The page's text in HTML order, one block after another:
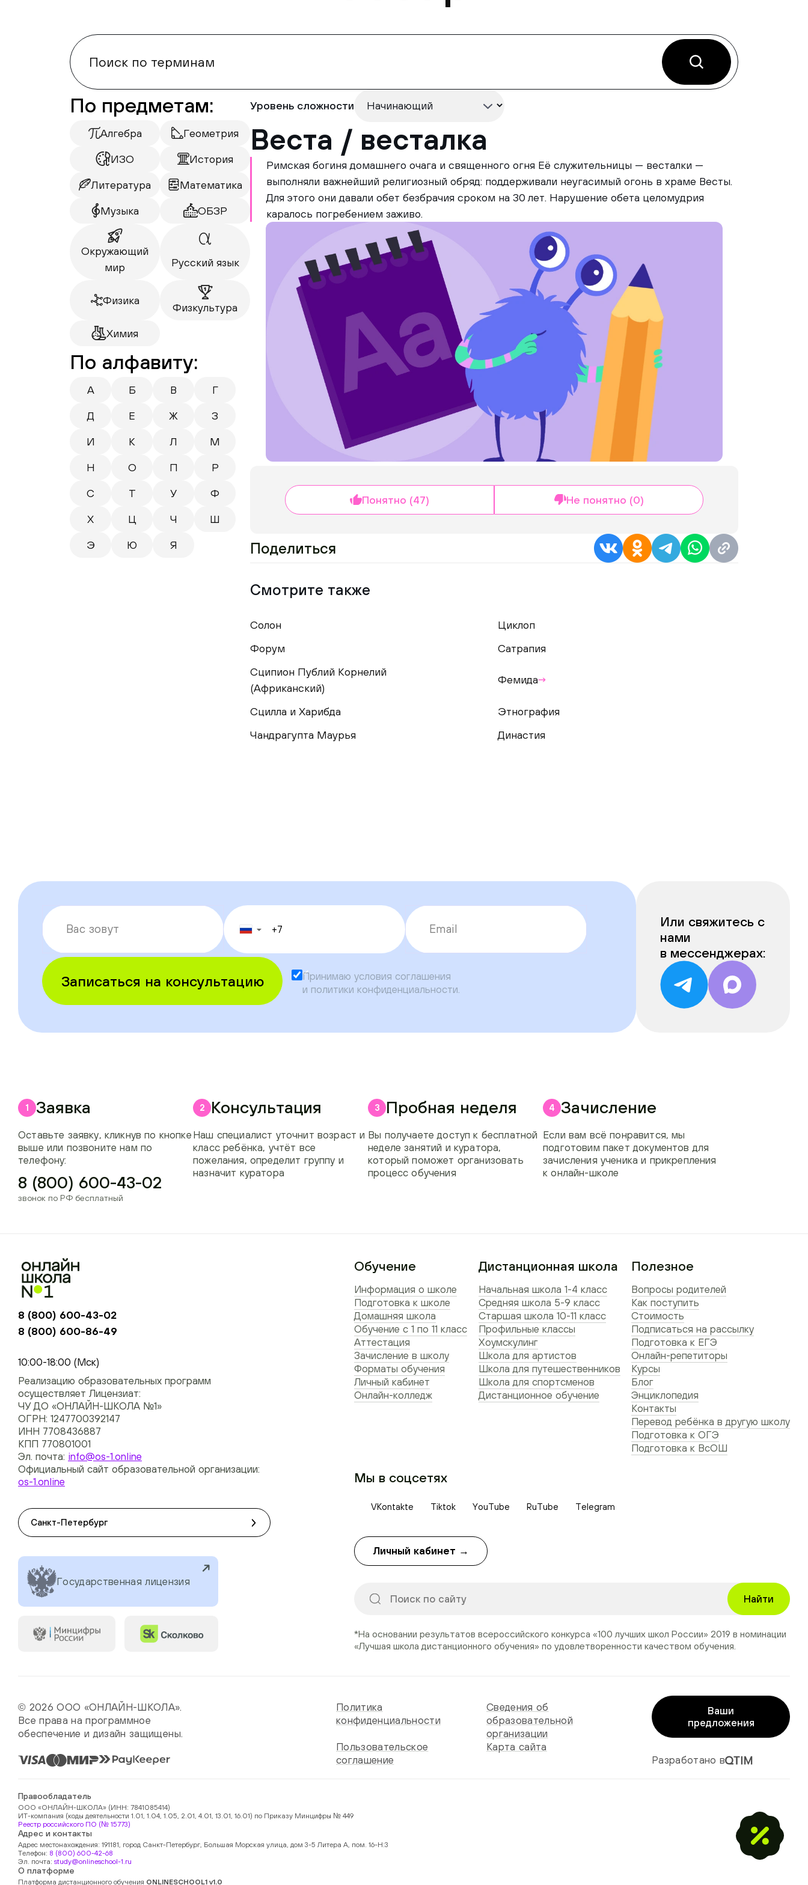
По предметам:
Алгебра Геометрия
ИЗО История
Литература Математика
Музыка ОБЗР
Окружающий
мир
Русский язык
Физика
Физкультура
Химия
По алфавиту:
А Б В Г
Д Е Ж З
И К Л М
Н О П Р
С Т У Ф
Х Ц Ч Ш
Э Ю Я
Уровень сложности
Веста / весталка
Римская богиня домашнего очага и священного огня Её служительницы — весталки —
выполняли важнейший религиозный обряд: поддерживали неугасимый огонь в храме Весты.
Для этого они давали обет безбрачия сроком на 30 лет. Нарушение обета целомудрия
каралось погребением заживо.
Понятно (47) Не понятно (0)
Поделиться
Смотрите также
Солон
Циклоп
Форум
Сатрапия
Сципион Публий Корнелий
(Африканский)
Фемида
Сцилла и Харибда
Этнография
Чандрагупта Маурья
Династия
▼
Записаться на консультацию Принимаю условия соглашения
и политики конфиденциальности
Или свяжитесь с
нами
в мессенджерах:
1 Заявка
Оставьте заявку, кликнув по кнопке
выше или позвоните нам по
телефону:
8 (800) 600-43-02
звонок по РФ бесплатный
2 Консультация
Наш специалист уточнит возраст и
класс ребёнка, учтёт все
пожелания, определит группу и
назначит куратора
3 Пробная неделя
Вы получаете доступ к бесплатной
неделе занятий и куратора,
который поможет организовать
процесс обучения
4 Зачисление
Если вам всё понравится, мы
подготовим пакет документов для
зачисления ученика и прикрепления
к онлайн-школе
8 (800) 600-43-02
8 (800) 600-86-49
10:00-18:00 (Мск)
Реализацию образовательных программ
осуществляет Лицензиат:
ЧУ ДО «ОНЛАЙН-ШКОЛА №1»
ОГРН: 1247700392147
ИНН 7708436887
КПП 770801001
Эл. почта: info@os-1.online
Официальный сайт образовательной организации:
os-1.online
Санкт-Петербург
Государственная лицензия
Обучение
Информация о школе
Подготовка к школе
Домашняя школа
Обучение с 1 по 11 класс
Аттестация
Зачисление в школу
Форматы обучения
Личный кабинет
Онлайн-колледж
Полезное
Вопросы родителей
Как поступить
Стоимость
Подписаться на рассылку
Подготовка к ЕГЭ
Онлайн-репетиторы
Курсы
Блог
Энциклопедия
Контакты
Перевод ребёнка в другую школу
Подготовка к ОГЭ
Подготовка к ВсОШ
Дистанционная школа
Начальная школа 1-4 класс
Средняя школа 5-9 класс
Старшая школа 10-11 класс
Профильные классы
Хоумскулинг
Школа для артистов
Школа для путешественников
Школа для спортсменов
Дистанционное обучение
Мы в соцсетях
VKontakte Tiktok YouTube RuTube Telegram
Личный кабинет →
Найти
*На основании результатов всероссийского конкурса «100 лучших школ России» 2019 в номинации
«Лучшая школа дистанционного обучения» по удовлетворенности качеством обучения.
© 2026 ООО «ОНЛАЙН-ШКОЛА».
Все права на программное
обеспечение и дизайн защищены.
Политика
конфиденциальности
Сведения об
образовательной
организации
Пользовательское
соглашение
Карта сайта
Ваши
предложения
Разработано в
Правообладатель
ООО «ОНЛАЙН-ШКОЛА» (ИНН: 7841085414)
ИТ-компания (коды деятельности 1.01, 1.04, 1.05, 2.01, 4.01, 13.01, 16.01) по Приказу Минцифры № 449
Реестр российского ПО (№ 15773)
Адрес и контакты
Адрес местонахождения: 191181, город Санкт-Петербург, Большая Морская улица, дом 3-5 Литера А, пом. 16-Н:3
Телефон: 8 (800) 600-42-68
Эл. почта: study@onlineschool-1.ru
О платформе
Платформа дистанционного обучения ONLINESCHOOL1 v1.0